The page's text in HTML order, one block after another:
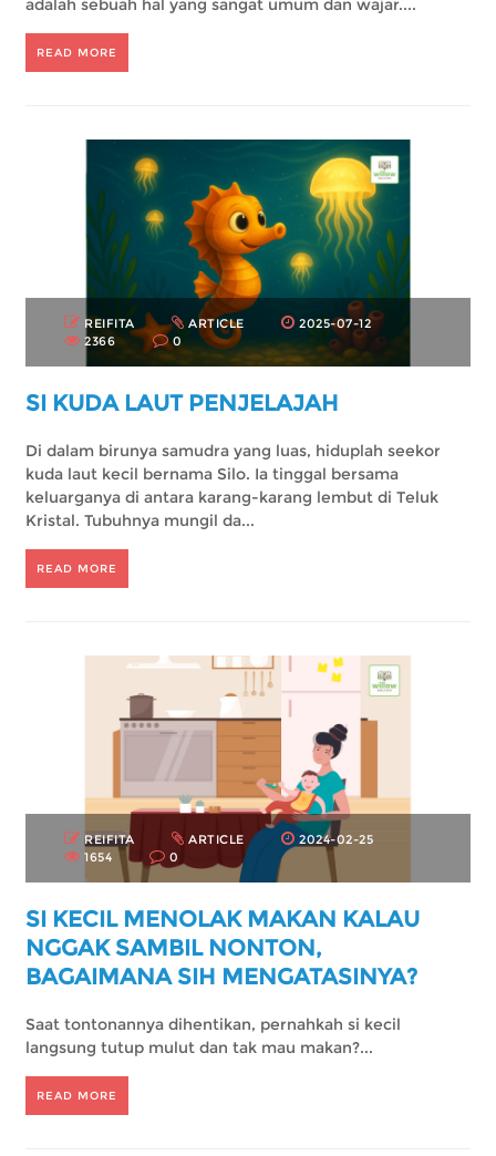
adalah sebuah hal yang sangat umum dan wajar....
READ MORE
REIFITA ARTICLE
2025-07-12
2366
0
SI KUDA LAUT PENJELAJAH
Di dalam birunya samudra yang luas, hiduplah seekor
kuda laut kecil bernama Silo. Ia tinggal bersama
keluarganya di antara karang-karang lembut di Teluk
Kristal. Tubuhnya mungil da...
READ MORE
REIFITA ARTICLE
2024-02-25
1654
0
SI KECIL MENOLAK MAKAN KALAU
NGGAK SAMBIL NONTON,
BAGAIMANA SIH MENGATASINYA?
Saat tontonannya dihentikan, pernahkah si kecil
langsung tutup mulut dan tak mau makan?...
READ MORE